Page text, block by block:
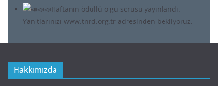
Hakkımızda